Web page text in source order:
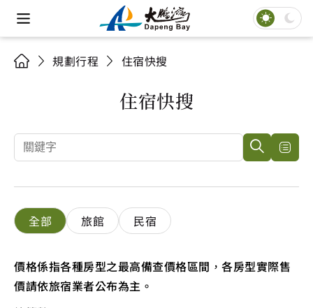
規劃行程 住宿快搜
住宿快搜
全部 旅館 民宿
價格係指各種房型之最高備查價格區間，各房型實際售
價請依旅宿業者公布為主。